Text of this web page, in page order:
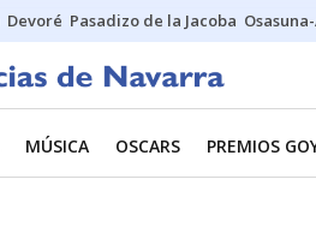
Devoré Pasadizo de la Jacoba
MÚSICA OSCARS PREMIOS